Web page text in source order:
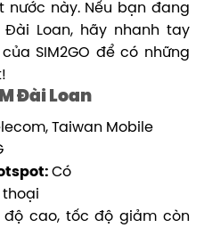
này. Nếu bạn đang
Loan, hãy nhanh tay
SIM2GO để có những
Đài Loan
Taiwan Mobile
Có
thoại
độ cao, tốc độ giảm còn